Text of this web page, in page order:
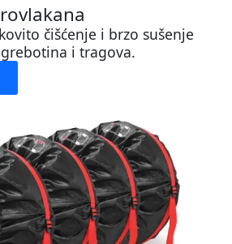
čišćenje i brzo sušenje
i tragova.